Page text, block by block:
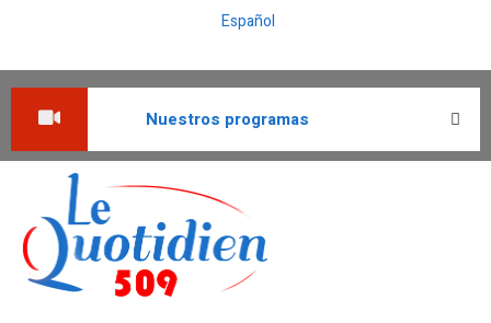
Español
Nuestros programas